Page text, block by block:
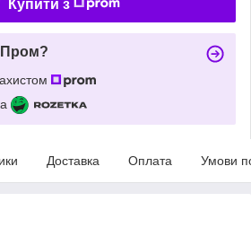
Купити з
Пром?
Доставка Оплата Умови